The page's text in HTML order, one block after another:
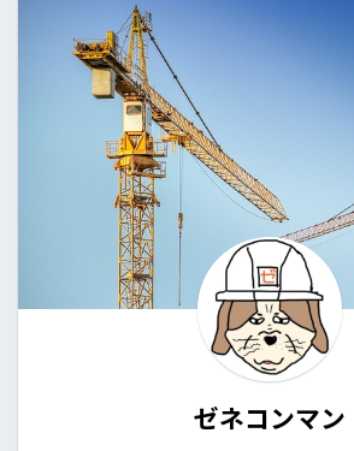
ゼネコンマン